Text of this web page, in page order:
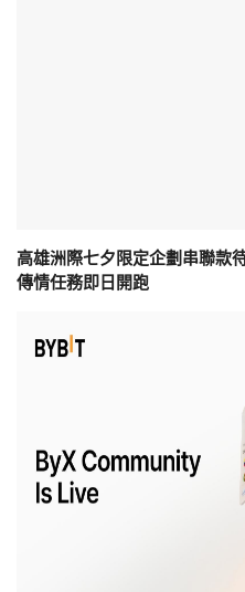
高雄洲際七夕限定企劃串聯款
傳情任務即日開跑